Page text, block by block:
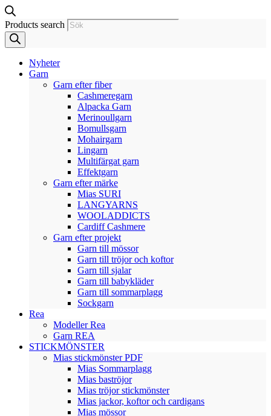
Products search
Nyheter
Garn
Garn efter fiber
Cashmeregarn
Alpacka Garn
Merinoullgarn
Bomullsgarn
Mohairgarn
Lingarn
Multifärgat garn
Effektgarn
Garn efter märke
Mias SURI
LANGYARNS
WOOLADDICTS
Cardiff Cashmere
Garn efter projekt
Garn till mössor
Garn till tröjor och koftor
Garn till sjalar
Garn till babykläder
Garn till sommarplagg
Sockgarn
Rea
Modeller Rea
Garn REA
STICKMÖNSTER
Mias stickmönster PDF
Mias Sommarplagg
Mias baströjor
Mias tröjor stickmönster
Mias jackor, koftor och cardigans
Mias mössor